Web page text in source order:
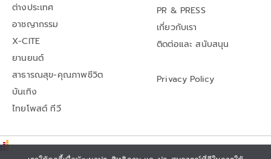
ต่างประเทศ
อาชญากรรม
X-CITE
ยานยนต์
สาธารณสุข-คุณภาพชีวิต
บันเทิง
ไทยโพสต์ ทีวี
PR & PRESS
เกี่ยวกับเรา
ติดต่อและ สนับสนุน
Privacy Policy